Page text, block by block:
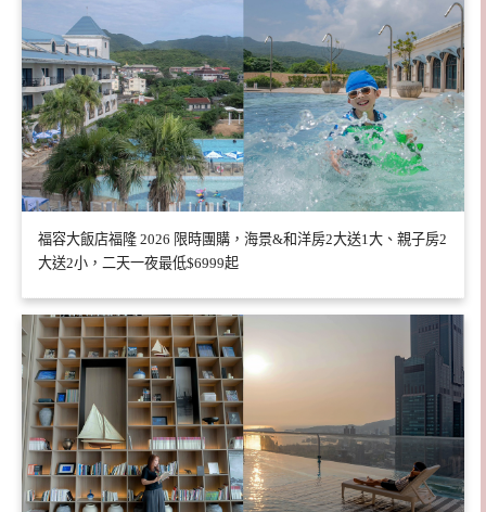
福容大飯店福隆 2026 限時團購，海景&和洋房2大送1大、親子房2
大送2小，二天一夜最低$6999起